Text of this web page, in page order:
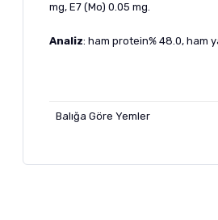
mg, E7 (Mo) 0.05 mg.
Analiz: ham protein% 48.0, ham
Balığa Göre Yemler